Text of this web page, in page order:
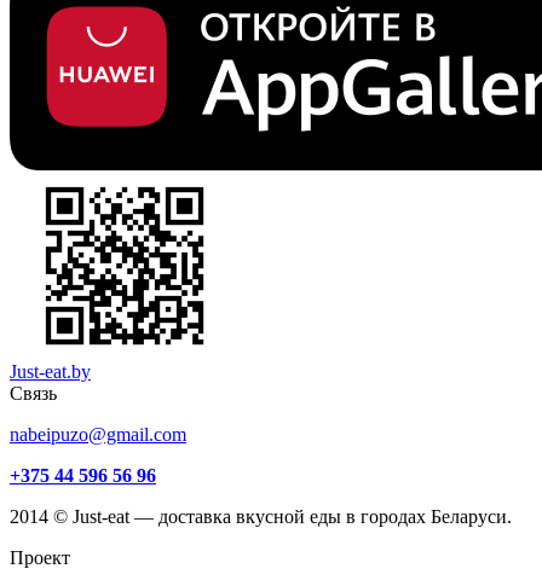
Just-eat.by
Связь
nabeipuzo@gmail.com
+375 44 596 56 96
2014 © Just-eat — доставка вкусной еды в городах Беларуси.
Проект